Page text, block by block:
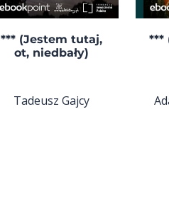
*** (Jestem tutaj,
ot, niedbały)
Tadeusz Gajcy
***